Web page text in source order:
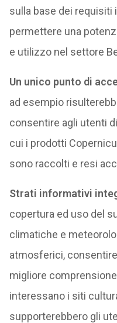
sulla base dei requisiti
permettere una
e utilizzo nel settore
Un unico punto di
ad esempio
consentire agli utenti
cui i prodotti
sono raccolti e resi
Strati informativi
copertura ed uso del
climatiche e
atmosferici,
migliore
interessano i siti
supporterebbero gli